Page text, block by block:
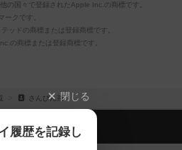
の国々で登録されたApple Inc.の商標です。
クです。
ッドの商標または登録商標です。
の商標または登録商標です。
さんぴん茶閉じる
履歴を記録し